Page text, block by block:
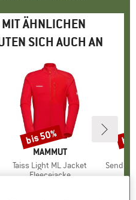
ÄHNLICHEN
SICH AUCH AN
MARKE
MAMMUT
Artikel
Taiss Light ML Jacket
Produktgruppe
Fleecejacke
Rabatt
bis 50%
Artikel
Sender